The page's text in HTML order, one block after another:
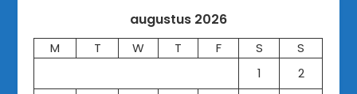
augustus 2026
M T W T F S
S
1
2